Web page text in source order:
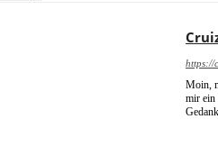
https://
Moin,
mir ein